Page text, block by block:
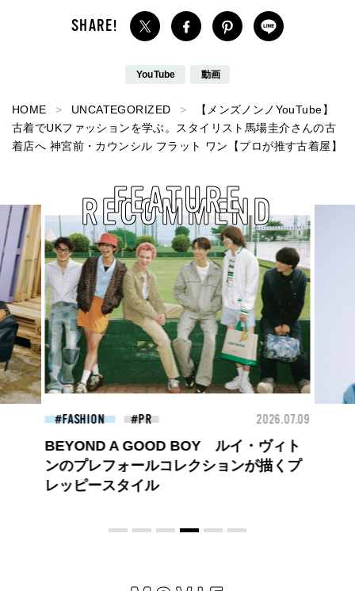
YouTube 動画
HOME UNCATEGORIZED
【メンズノンノYouTube】
古着でUKファッションを学ぶ。スタイリスト馬場圭介さんの古
着店へ 神宮前・カウンシル フラット ワン【プロが推す古着屋】
RECOMMEND
FEATURE
2026.07.09
イ・ヴィト
ンが描くプ
BEAUTY
夏のパーマ、さらにあか抜け。N.（エヌ
ドット）のスタイリングアイテムで作る
旬ヘアのテクニックを、人気３サロンに